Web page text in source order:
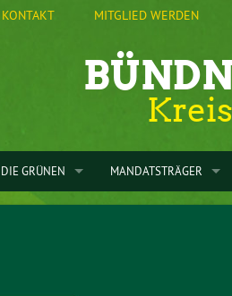
KONTAKT MITGLIED WERDEN
DIE GRÜNEN MANDATSTRÄGER